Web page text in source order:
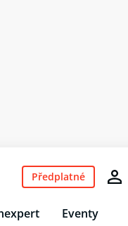
Eventy
Předplatné